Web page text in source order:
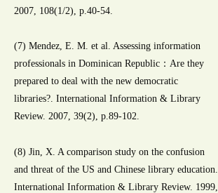
2007, 108(1/2), p.40-54.
(7) Mendez, E. M. et al. Assessing information
professionals in Dominican Republic：Are they
prepared to deal with the new democratic
libraries?. International Information & Library
Review. 2007, 39(2), p.89-102.
(8) Jin, X. A comparison study on the confusion
and threat of the US and Chinese library education.
International Information & Library Review. 1999,